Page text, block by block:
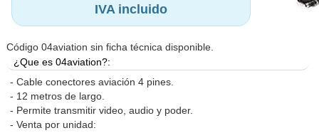
IVA incluido
Código 04aviation sin ficha técnica disponible.
¿Que es 04aviation?:
- Cable conectores aviación 4 pines.
- 12 metros de largo.
- Permite transmitir video, audio y poder.
- Venta por unidad: